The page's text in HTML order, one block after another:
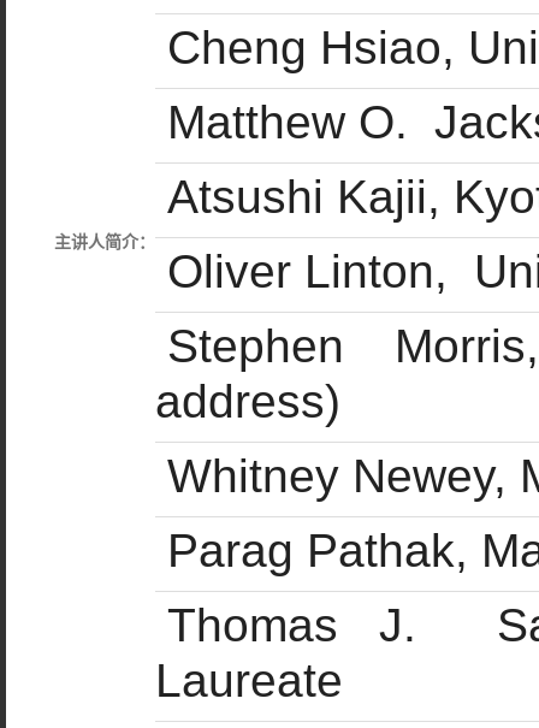
主讲人简介：
Cheng Hsiao,
Matthew O.
Atsushi Kajii,
Oliver Linton,
Stephen
address)
Whitney Newey,
Parag Pathak,
Thomas J.
Laureate